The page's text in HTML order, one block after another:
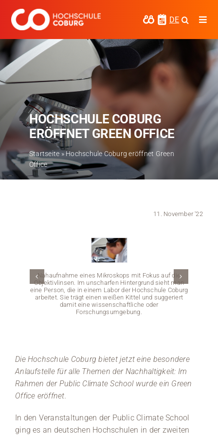
Inhalt
springen
DE
Studieren
Forschen
Kooperieren
Hochschule Coburg
Regionalentwicklung
Entdecke die Region
News
Veranstaltungen
HOCHSCHULE COBURG
ERÖFFNET GREEN OFFICE
Startseite » Hochschule Coburg eröffnet Green
Office
11. November '22
Nahaufnahme eines Mikroskops mit Fokus auf die
Objektivlinsen. Im unscharfen Hintergrund sieht man
eine Person, die in einem Labor der Hochschule Coburg
arbeitet. Sie trägt einen weißen Kittel und suggeriert
damit eine wissenschaftliche oder
Forschungsumgebung.
Die Hochschule Coburg bietet jetzt eine besondere
Anlaufstelle für alle Themen der Nachhaltigkeit: Im
Rahmen der Public Climate School wurde ein Green
Office eröffnet.
In den Veranstaltungen der Public Climate School
ging es an deutschen Hochschulen in der zweiten